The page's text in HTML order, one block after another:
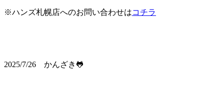
※ハンズ札幌店へのお問い合わせはコチラ
2025/7/26 かんざき🐸